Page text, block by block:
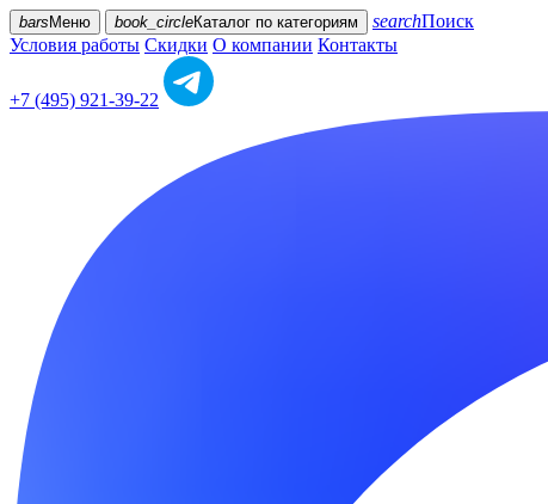
bars Меню book_circleКаталог по категориям searchПоиск
Условия работы Скидки О компании Контакты
+7 (495) 921-39-22